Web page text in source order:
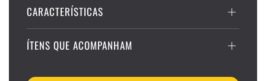
CARACTERÍSTICAS
ÍTENS QUE ACOMPANHAM